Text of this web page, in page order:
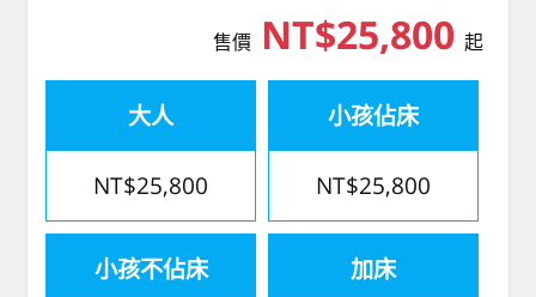
售價NT$25,800 起
大人
NT$25,800
小孩佔床
NT$25,800
小孩不佔床 加床